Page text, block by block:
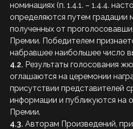
номинациях (п. 1.4.1. – 1.4.4.
определяются путем градации
полученных от
Премии. Победителем
набравшее наибольшее число
4.2. Результаты голосования
оглашаются на церемонии
присутствии представителей
информации и публикуются на
Премии.
4.3. Авторам Произведений,